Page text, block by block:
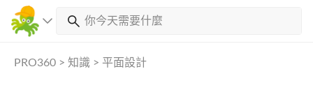
PRO360 > 知識 > 平面設計